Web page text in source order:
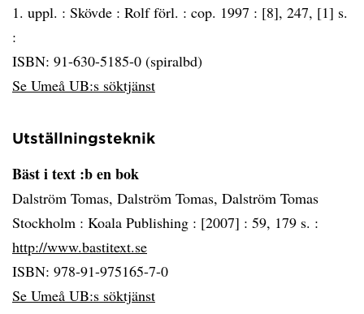
1. uppl. : Skövde : Rolf förl. : cop. 1997 : [8], 247, [1] s.
:
ISBN: 91-630-5185-0 (spiralbd)
Se Umeå UB:s söktjänst
Utställningsteknik
Bäst i text :b en bok
Dalström Tomas, Dalström Tomas, Dalström Tomas
Stockholm : Koala Publishing : [2007] : 59, 179 s. :
http://www.bastitext.se
ISBN: 978-91-975165-7-0
Se Umeå UB:s söktjänst